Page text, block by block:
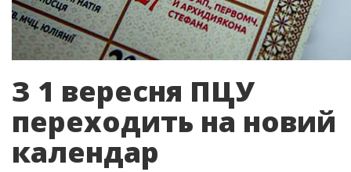
З 1 вересня ПЦУ
переходить на новий
календар